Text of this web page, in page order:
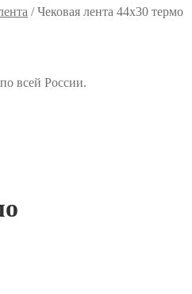
/Чековая лента 44х30 термо
всей России.